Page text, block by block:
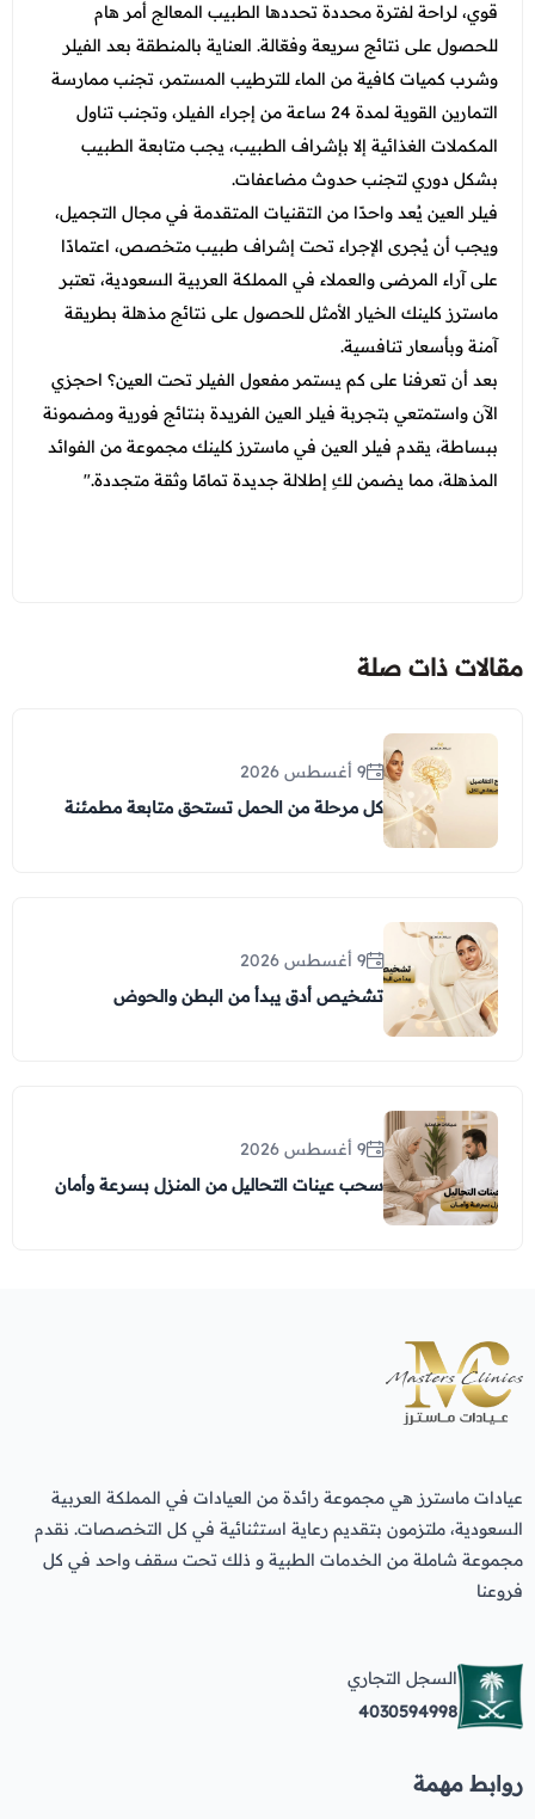
قوي، لراحة لفترة محددة تحددها الطبيب المعالج أمر هام
للحصول على نتائج سريعة وفعّالة. العناية بالمنطقة بعد الفيلر
وشرب كميات كافية من الماء للترطيب المستمر، تجنب ممارسة
التمارين القوية لمدة 24 ساعة من إجراء الفيلر، وتجنب تناول
المكملات الغذائية إلا بإشراف الطبيب، يجب متابعة الطبيب
بشكل دوري لتجنب حدوث مضاعفات.
فيلر العين يُعد واحدًا من التقنيات المتقدمة في مجال التجميل،
ويجب أن يُجرى الإجراء تحت إشراف طبيب متخصص، اعتمادًا
على آراء المرضى والعملاء في المملكة العربية السعودية، تعتبر
ماسترز كلينك الخيار الأمثل للحصول على نتائج مذهلة بطريقة
آمنة وبأسعار تنافسية.
بعد أن تعرفنا على كم يستمر مفعول الفيلر تحت العين؟ احجزي
الآن واستمتعي بتجربة فيلر العين الفريدة بنتائج فورية ومضمونة
ببساطة، يقدم فيلر العين في ماسترز كلينك مجموعة من الفوائد
المذهلة، مما يضمن لكِ إطلالة جديدة تمامًا وثقة متجددة."
مقالات ذات صلة
9 أغسطس 2026
كل مرحلة من الحمل تستحق متابعة مطمئنة
9 أغسطس 2026
تشخيص أدق يبدأ من البطن والحوض
9 أغسطس 2026
سحب عينات التحاليل من المنزل بسرعة وأمان
عيادات ماسترز هي مجموعة رائدة من العيادات في المملكة العربية
السعودية، ملتزمون بتقديم رعاية استثنائية في كل التخصصات. نقدم
مجموعة شاملة من الخدمات الطبية و ذلك تحت سقف واحد في كل
فروعنا
السجل التجاري
4030594998
روابط مهمة